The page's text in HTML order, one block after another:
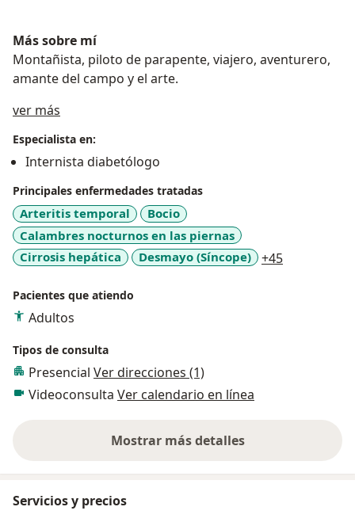
Más sobre mí
Montañista, piloto de parapente, viajero, aventurero,
amante del campo y el arte.
ver más
Especialista en:
Internista diabetólogo
Principales enfermedades tratadas
Arteritis temporal
Bocio
Calambres nocturnos en las piernas
Cirrosis hepática
Desmayo (Síncope) +45
Pacientes que atiendo
Adultos
Tipos de consulta
Presencial Ver direcciones (1)
Videoconsulta Ver calendario en línea
Mostrar más detalles
sobre la experiencia
Servicios y precios